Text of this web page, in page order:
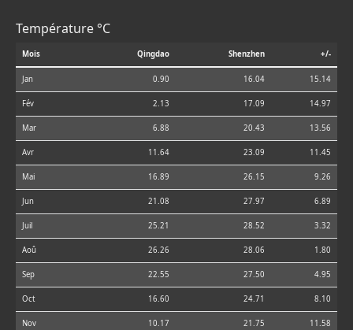
Température °C
Mois Qingdao Shenzhen +/-
Jan 0.90 16.04 15.14
Fév 2.13 17.09 14.97
Mar 6.88 20.43 13.56
Avr 11.64 23.09 11.45
Mai 16.89 26.15 9.26
Jun 21.08 27.97 6.89
Juil 25.21 28.52 3.32
Aoû 26.26 28.06 1.80
Sep 22.55 27.50 4.95
Oct 16.60 24.71 8.10
Nov 10.17 21.75 11.58